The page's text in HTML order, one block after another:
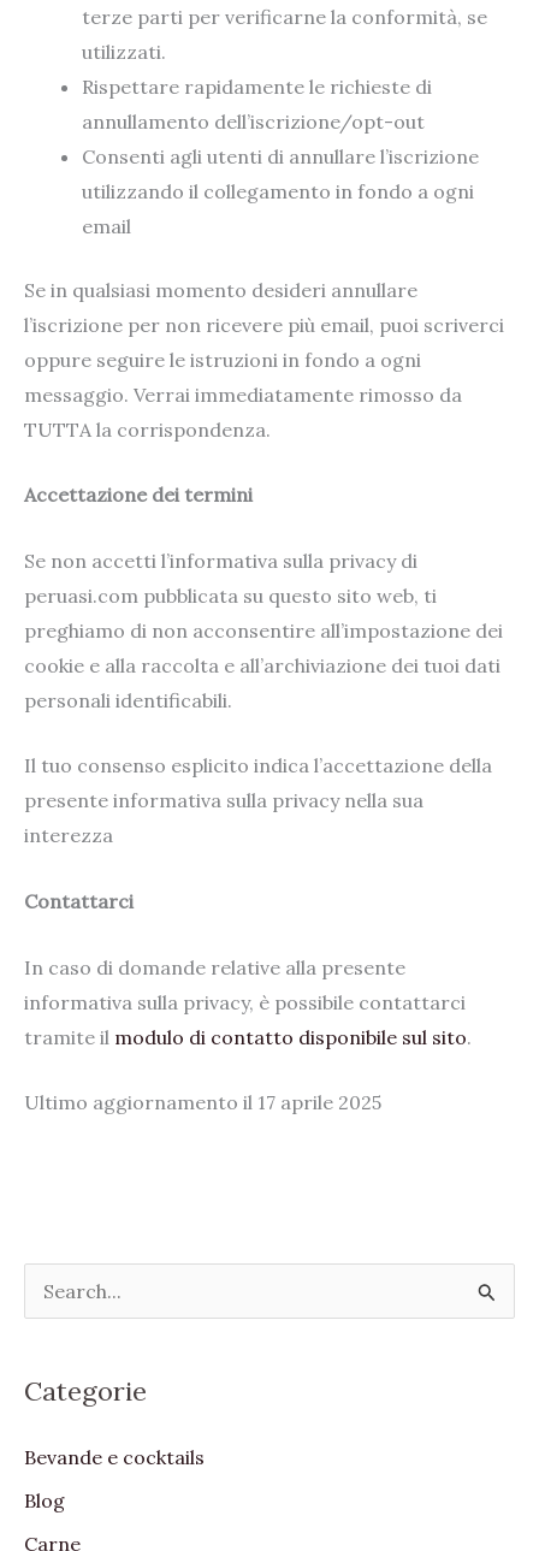
terze parti per verificarne la conformità, se
utilizzati.
Rispettare rapidamente le richieste di
annullamento dell’iscrizione/opt-out
Consenti agli utenti di annullare l’iscrizione
utilizzando il collegamento in fondo a ogni
email
Se in qualsiasi momento desideri annullare
l’iscrizione per non ricevere più email, puoi scriverci
oppure seguire le istruzioni in fondo a ogni
messaggio. Verrai immediatamente rimosso da
TUTTA la corrispondenza.
Accettazione dei termini
Se non accetti l’informativa sulla privacy di
peruasi.com pubblicata su questo sito web, ti
preghiamo di non acconsentire all’impostazione dei
cookie e alla raccolta e all’archiviazione dei tuoi dati
personali identificabili.
Il tuo consenso esplicito indica l’accettazione della
presente informativa sulla privacy nella sua
interezza
Contattarci
In caso di domande relative alla presente
informativa sulla privacy, è possibile contattarci
tramite il modulo di contatto disponibile sul sito.
Ultimo aggiornamento il 17 aprile 2025
e
r
f
Categorie
Bevande e cocktails
Blog
Carne